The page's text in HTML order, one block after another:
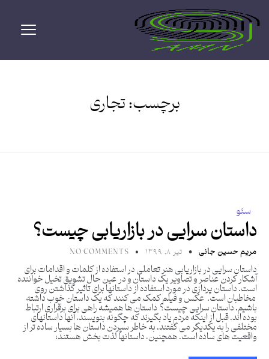
برچسب:تجاری
سئو
داستان سرایی در بازاریابی چیست؟
مریم حسین جانی تیر ۸, ۱۳۹۹ NO COMMENTS
داستان سرایی در بازاریابی هنر تعاملی در استفاده از کلمات و اقدامات برای
آشکار کردن عناصر و تصاویر یک داستان و در عین حال تشویق تخیل خواننده
است. داستان پردازی در مورد استفاده از داستانها برای تاثیر گذاشتن روی
مخاطبان است. عکس و فیلم کمک می کنند که یک داستان خوب داشته
باشیم. داستان سرایی چیست؟ داستان ها همیشه راهی برای برقراری ارتباط
بوده اند. قبل از اینکه مردم یاد بگیرند که چگونه بنویسند، آنها داستانهای
مختلفی را به یکدیگر می گفتند. به خاطر سپردن داستان ها بسیار ساده تر از
واقعیت های ساده است. همچنین، داستانها لذت بخش هستند؛